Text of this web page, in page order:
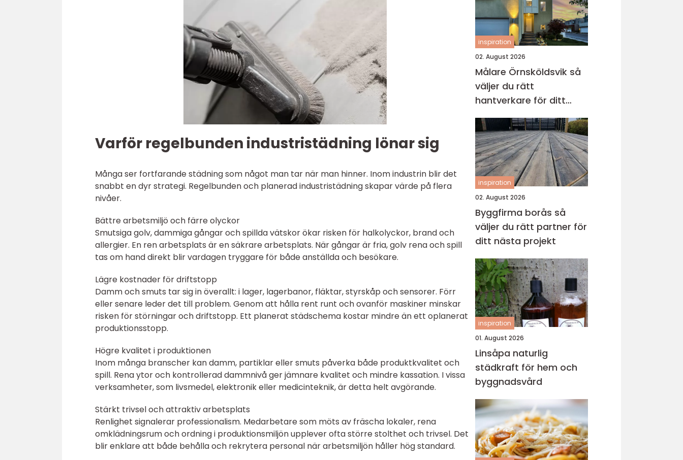
Varför regelbunden industristädning lönar sig
Många ser fortfarande städning som något man tar när man hinner. Inom industrin blir det
snabbt en dyr strategi. Regelbunden och planerad industristädning skapar värde på flera
nivåer.
Bättre arbetsmiljö och färre olyckor
Smutsiga golv, dammiga gångar och spillda vätskor ökar risken för halkolyckor, brand och
allergier. En ren arbetsplats är en säkrare arbetsplats. När gångar är fria, golv rena och spill
tas om hand direkt blir vardagen tryggare för både anställda och besökare.
Lägre kostnader för driftstopp
Damm och smuts tar sig in överallt: i lager, lagerbanor, fläktar, styrskåp och sensorer. Förr
eller senare leder det till problem. Genom att hålla rent runt och ovanför maskiner minskar
risken för störningar och driftstopp. Ett planerat städschema kostar mindre än ett oplanerat
produktionsstopp.
Högre kvalitet i produktionen
Inom många branscher kan damm, partiklar eller smuts påverka både produktkvalitet och
spill. Rena ytor och kontrollerad dammnivå ger jämnare kvalitet och mindre kassation. I vissa
verksamheter, som livsmedel, elektronik eller medicinteknik, är detta helt avgörande.
Stärkt trivsel och attraktiv arbetsplats
Renlighet signalerar professionalism. Medarbetare som möts av fräscha lokaler, rena
omklädningsrum och ordning i produktionsmiljön upplever ofta större stolthet och trivsel. Det
blir enklare att både behålla och rekrytera personal när arbetsmiljön håller hög standard.
inspiration
02. August 2026
Målare Örnsköldsvik så
väljer du rätt
hantverkare för ditt
projekt
inspiration
02. August 2026
Byggfirma borås så
väljer du rätt partner för
ditt nästa projekt
inspiration
01. August 2026
Linsåpa naturlig
städkraft för hem och
byggnadsvård